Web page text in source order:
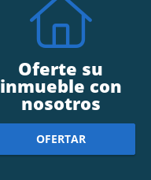
Oferte su
inmueble con
nosotros
OFERTAR